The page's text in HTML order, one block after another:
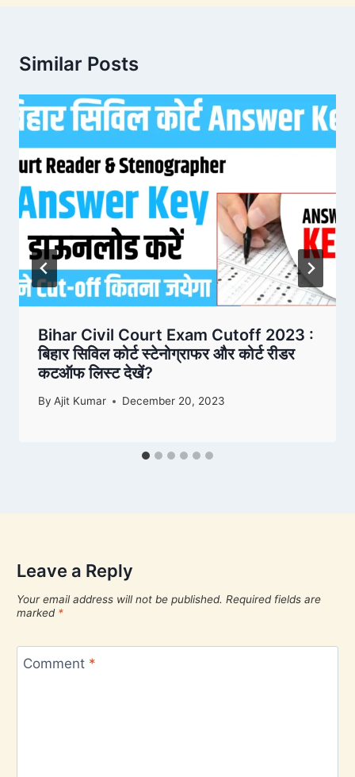
Similar Posts
Bihar Civil Court Exam Cutoff 2023 :
बिहार सिविल कोर्ट स्टेनोग्राफर और कोर्ट रीडर
कटऑफ लिस्ट देखें?
By Ajit Kumar December 20, 2023
Leave a Reply
Your email address will not be published. Required fields are
marked *
Comment *